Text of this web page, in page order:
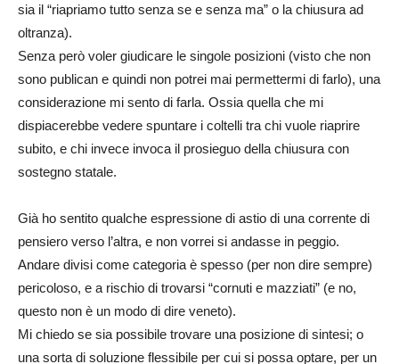
sia il “riapriamo tutto senza se e senza ma” o la chiusura ad
oltranza).
Senza però voler giudicare le singole posizioni (visto che non
sono publican e quindi non potrei mai permettermi di farlo), una
considerazione mi sento di farla. Ossia quella che mi
dispiacerebbe vedere spuntare i coltelli tra chi vuole riaprire
subito, e chi invece invoca il prosieguo della chiusura con
sostegno statale.
Già ho sentito qualche espressione di astio di una corrente di
pensiero verso l’altra, e non vorrei si andasse in peggio.
Andare divisi come categoria è spesso (per non dire sempre)
pericoloso, e a rischio di trovarsi “cornuti e mazziati” (e no,
questo non è un modo di dire veneto).
Mi chiedo se sia possibile trovare una posizione di sintesi; o
una sorta di soluzione flessibile per cui si possa optare, per un